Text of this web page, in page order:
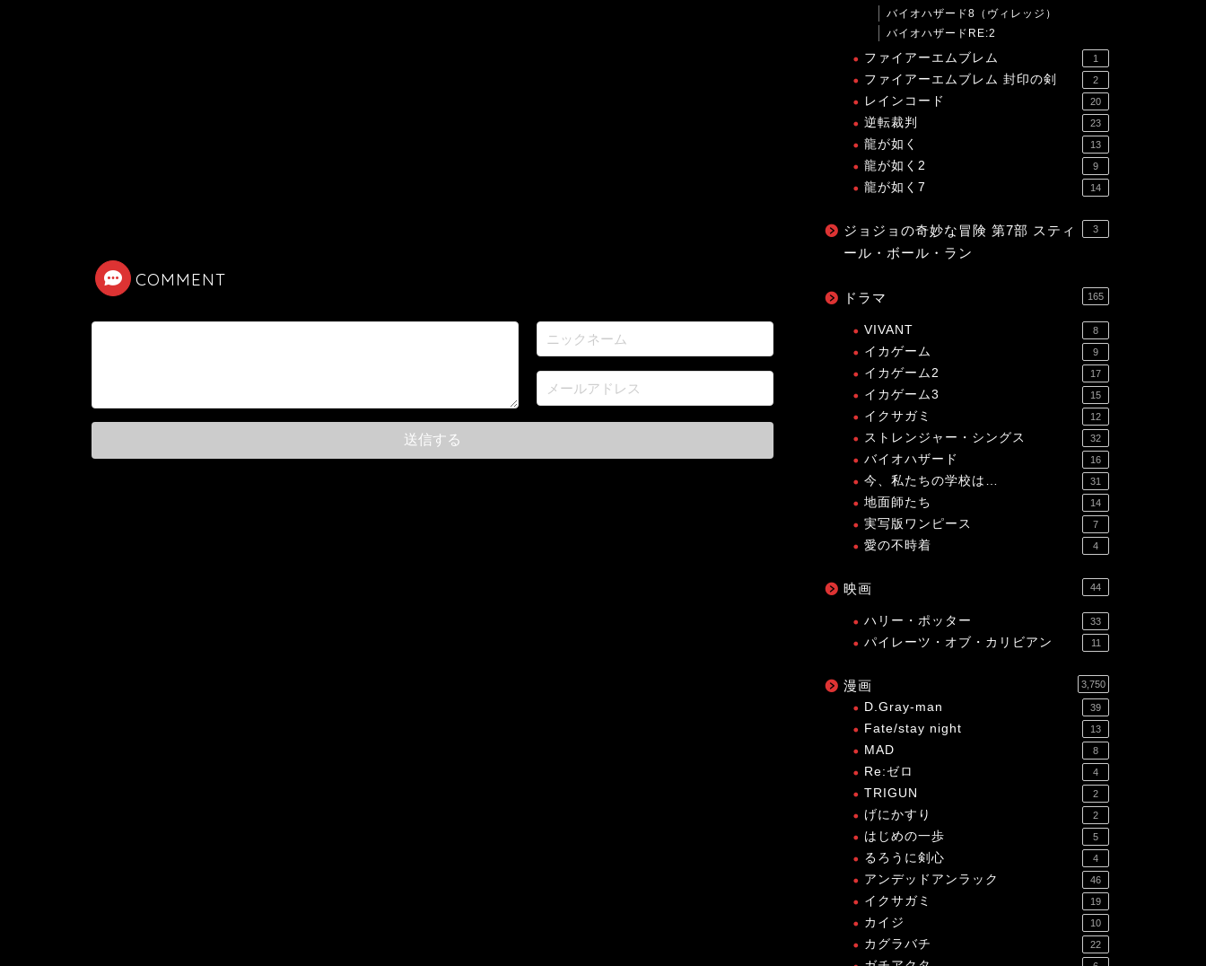
COMMENT
バイオハザード8（ヴィレッジ）
バイオハザードRE:2
ファイアーエムブレム 1
ファイアーエムブレム 封印の剣 2
レインコード 20
逆転裁判 23
龍が如く 13
龍が如く2 9
龍が如く7 14
ジョジョの奇妙な冒険 第7部 スティ
ール・ボール・ラン
3
ドラマ 165
VIVANT 8
イカゲーム 9
イカゲーム2 17
イカゲーム3 15
イクサガミ 12
ストレンジャー・シングス 32
バイオハザード 16
今、私たちの学校は… 31
地面師たち 14
実写版ワンピース 7
愛の不時着 4
映画 44
ハリー・ポッター 33
パイレーツ・オブ・カリビアン 11
漫画 3,750
D.Gray-man 39
Fate/stay night 13
MAD 8
Re:ゼロ 4
TRIGUN 2
げにかすり 2
はじめの一歩 5
るろうに剣心 4
アンデッドアンラック 46
イクサガミ 19
カイジ 10
カグラバチ 22